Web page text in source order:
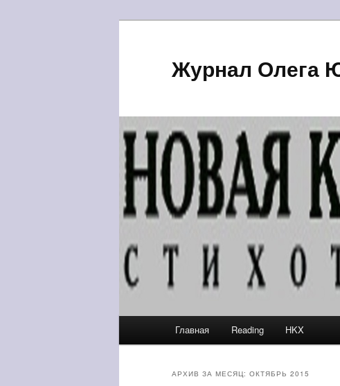
Журнал Олега
Перейти к основному содержимому
Перейти к дополнительному
Главная Reading HKX
АРХИВ ЗА МЕСЯЦ: ОКТЯБРЬ 2015